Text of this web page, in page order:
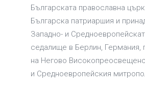
Българската православна
Българска патриаршия и
Западно- и
седалище в Берлин, Германия,
на Негово
и Средноевропейския